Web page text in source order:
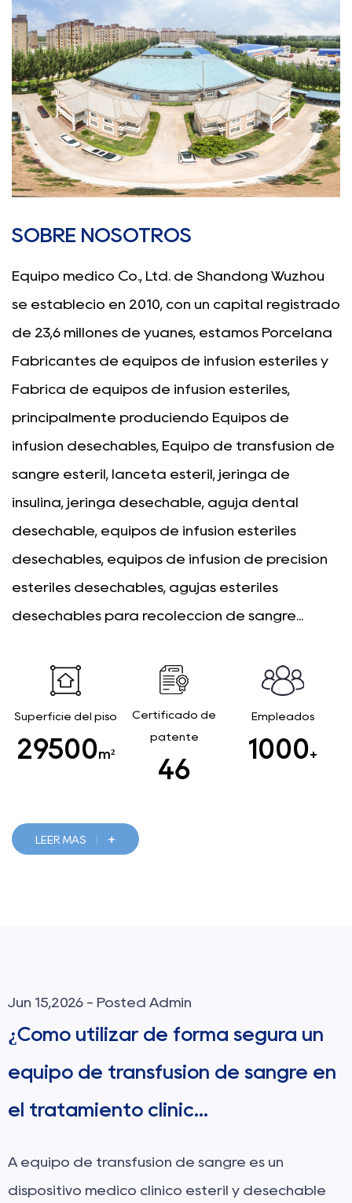
SOBRE NOSOTROS
Equipo médico Co., Ltd. de Shandong Wuzhou
se estableció en 2010, con un capital registrado
de 23,6 millones de yuanes, estamos Porcelana
Fabricantes de equipos de infusión estériles y
Fábrica de equipos de infusión estériles
principalmente produciendo Equipos de
infusión desechables , Equipo de transfusión de
sangre estéril, lanceta estéril, jeringa de
insulina, jeringa desechable, aguja dental
desechable, equipos de infusión estériles
desechables, equipos de infusión de precisión
estériles desechables, agujas estériles
desechables para recolección de sangre...
Superficie del piso
29500m²
Certificado de
patente
46
Empleados
1000+
LEER MÁS +
Jun 08,2026 - Posted Admin
¿Cómo elegir la aguja dental
adecuada para inyecciones
indoloras?
el aguja dental es un instrumento indispensable
en la odontología moderna, que sirve como